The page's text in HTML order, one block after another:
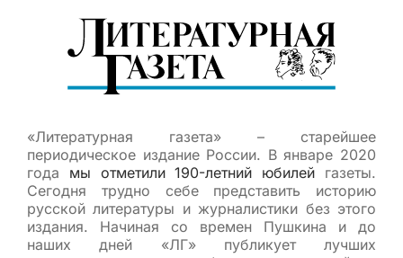
«Литературная газета» – старейшее
периодическое издание России. В январе 2020
года мы отметили 190-летний юбилей газеты.
Сегодня трудно себе представить историю
русской литературы и журналистики без этого
издания. Начиная со времен Пушкина и до
наших дней «ЛГ» публикует лучших